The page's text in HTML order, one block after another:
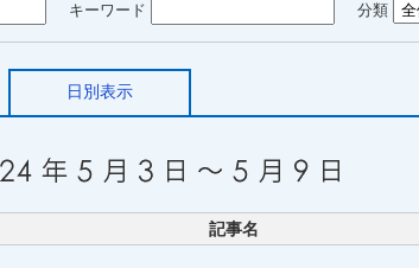
キーワード 分類
日別表示
記事名